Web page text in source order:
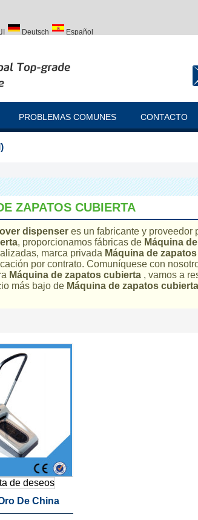
Deutsch Español
PROBLEMAS COMUNES CONTACTO
ZAPATOS CUBIERTA
dispenser es un fabricante y proveedor
, proporcionamos fábricas de Máquina
marca privada Máquina de
por contrato. Comuníquese con
Máquina de zapatos cubierta , vamos a
más bajo de Máquina de zapatos cubierta
de deseos
De China